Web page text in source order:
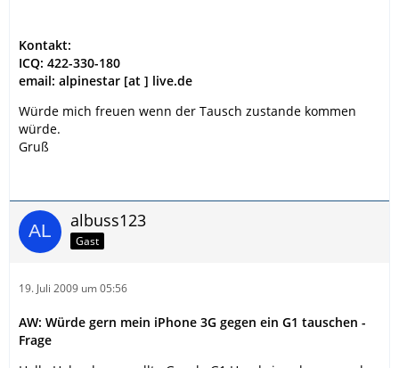
Kontakt:
ICQ: 422-330-180
email: alpinestar [at ] live.de
Würde mich freuen wenn der Tausch zustande kommen
würde.
Gruß
albuss123
Gast
19. Juli 2009 um 05:56
AW: Würde gern mein iPhone 3G gegen ein G1 tauschen -
Frage